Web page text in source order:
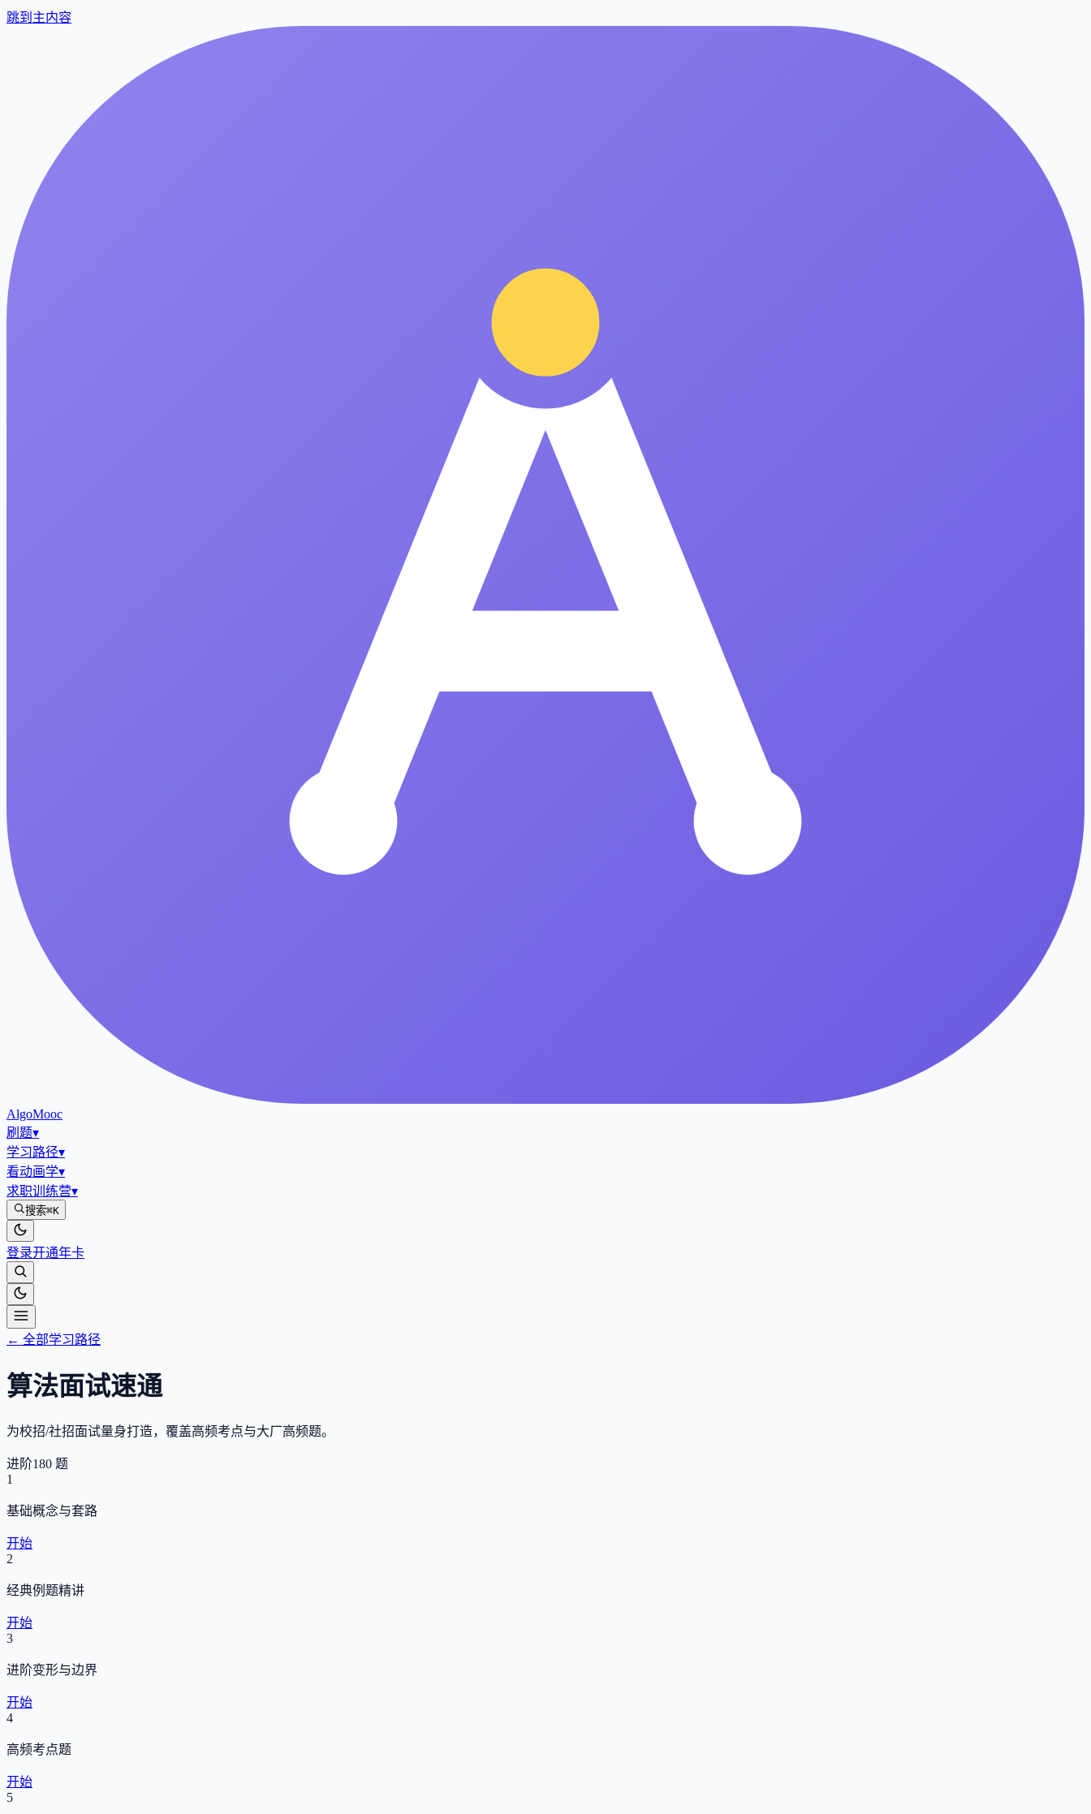
跳到主内容
AlgoMooc
刷题▾
学习路径▾
看动画学▾
求职训练营▾
搜索⌘K
登录开通年卡
← 全部学习路径
算法面试速通
为校招/社招面试量身打造，覆盖高频考点与大厂高频题。
进阶180 题
1
基础概念与套路
开始
2
经典例题精讲
开始
3
进阶变形与边界
开始
4
高频考点题
开始
5